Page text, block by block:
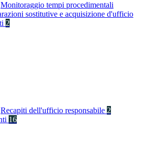
Monitoraggio tempi procedimentali
sostitutive e acquisizione d'ufficio
2
Recapiti dell'ufficio responsabile 2
16